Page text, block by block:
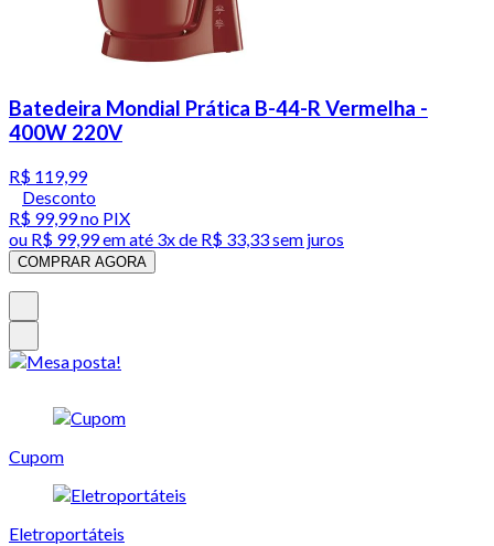
Batedeira Mondial Prática B-44-R Vermelha -
400W 220V
R$ 119,99
Desconto
R$ 99,99no PIX
ou R$ 99,99em até 3x de R$ 33,33 sem juros
COMPRAR AGORA
Cupom
Eletroportáteis